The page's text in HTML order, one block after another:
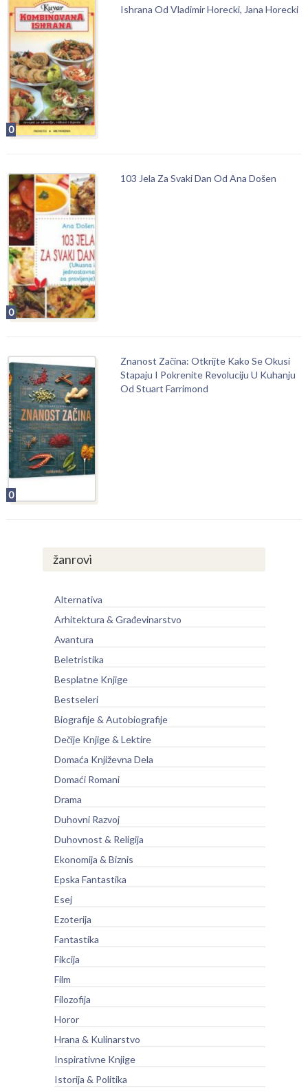
0
Ishrana Od Vladimir Horecki, Jana Horecki
0
103 Jela Za Svaki Dan Od Ana Došen
0
Znanost Začina: Otkrijte Kako Se Okusi
Stapaju I Pokrenite Revoluciju U Kuhanju
Od Stuart Farrimond
žanrovi
Alternativa
Arhitektura & Građevinarstvo
Avantura
Beletristika
Besplatne Knjige
Bestseleri
Biografije & Autobiografije
Dečije Knjige & Lektire
Domaća Književna Dela
Domaći Romani
Drama
Duhovni Razvoj
Duhovnost & Religija
Ekonomija & Biznis
Epska Fantastika
Esej
Ezoterija
Fantastika
Fikcija
Film
Filozofija
Horor
Hrana & Kulinarstvo
Inspirativne Knjige
Istorija & Politika